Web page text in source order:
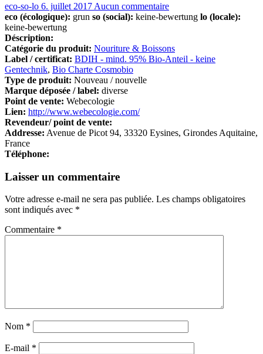
eco-so-lo 6. juillet 2017 Aucun commentaire
eco (écologique): grun so (social): keine-bewertung lo (locale):
keine-bewertung
Déscription:
Catégorie du produit: Nouriture & Boissons
Label / certificat: BDIH - mind. 95% Bio-Anteil - keine
Gentechnik, Bio Charte Cosmobio
Type de produit: Nouveau / nouvelle
Marque déposée / label: diverse
Point de vente: Webecologie
Lien: http://www.webecologie.com/
Revendeur/ point de vente:
Addresse: Avenue de Picot 94, 33320 Eysines, Girondes Aquitaine,
France
Téléphone:
Laisser un commentaire
Votre adresse e-mail ne sera pas publiée. Les champs obligatoires
sont indiqués avec *
Commentaire *
Nom *
E-mail *